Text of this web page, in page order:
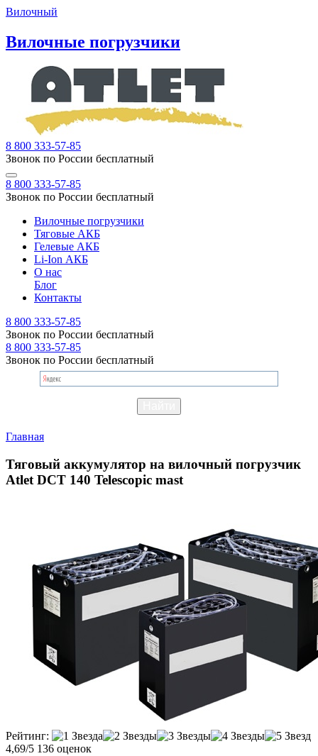
Вилочный
Вилочные погрузчики
8 800 333-57-85
Звонок по России бесплатный
8 800 333-57-85
Звонок по России бесплатный
Вилочные погрузчики
Тяговые АКБ
Гелевые АКБ
Li-Ion АКБ
О нас
Блог
Контакты
8 800 333-57-85
Звонок по России бесплатный
8 800 333-57-85
Звонок по России бесплатный
Главная
Тяговый аккумулятор на вилочный погрузчик
Atlet DCT 140 Telescopic mast
Рейтинг:
4,69/5 136 оценок